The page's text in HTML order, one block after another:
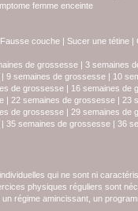
femme enceinte
Fausse couche | Sucer une tétine |
de grossesse | 3 semaines
| 9 semaines de grossesse | 10
de grossesse | 16 semaines de
| 22 semaines de grossesse | 23
de grossesse | 29 semaines de
| 35 semaines de grossesse | 36
qui ne sont ni
physiques réguliers sont
régime amincissant, un